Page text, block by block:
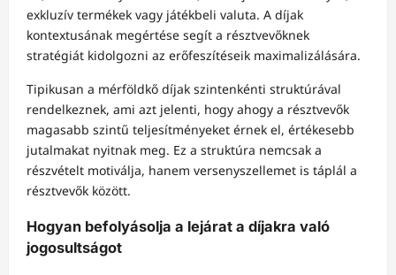
exkluzív termékek vagy játékbeli valuta. A díjak
kontextusának megértése segít a résztvevőknek
stratégiát kidolgozni az erőfeszítéseik maximalizálására.
Tipikusan a mérföldkő díjak szintenkénti struktúrával
rendelkeznek, ami azt jelenti, hogy ahogy a résztvevők
magasabb szintű teljesítményeket érnek el, értékesebb
jutalmakat nyitnak meg. Ez a struktúra nemcsak a
részvételt motiválja, hanem versenyszellemet is táplál a
résztvevők között.
Hogyan befolyásolja a lejárat a díjakra való
jogosultságot